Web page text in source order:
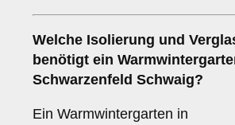
Welche Isolierung und
benötigt ein
Schwarzenfeld Schwaig?
Ein Warmwintergarten in